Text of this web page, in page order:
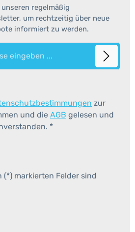
regelmäßig
um rechtzeitig über neue
informiert zu werden.
zur
und die AGB gelesen und
*
(*) markierten Felder sind